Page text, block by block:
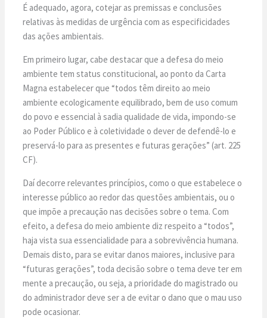
É adequado, agora, cotejar as premissas e conclusões
relativas às medidas de urgência com as especificidades
das ações ambientais.
Em primeiro lugar, cabe destacar que a defesa do meio
ambiente tem status constitucional, ao ponto da Carta
Magna estabelecer que “todos têm direito ao meio
ambiente ecologicamente equilibrado, bem de uso comum
do povo e essencial à sadia qualidade de vida, impondo-se
ao Poder Público e à coletividade o dever de defendê-lo e
preservá-lo para as presentes e futuras gerações” (art. 225
CF).
Daí decorre relevantes princípios, como o que estabelece o
interesse público ao redor das questões ambientais, ou o
que impõe a precaução nas decisões sobre o tema. Com
efeito, a defesa do meio ambiente diz respeito a “todos”,
haja vista sua essencialidade para a sobrevivência humana.
Demais disto, para se evitar danos maiores, inclusive para
“futuras gerações”, toda decisão sobre o tema deve ter em
mente a precaução, ou seja, a prioridade do magistrado ou
do administrador deve ser a de evitar o dano que o mau uso
pode ocasionar.